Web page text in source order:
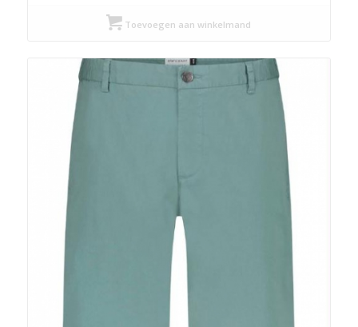
was:
is:
Toevoegen aan winkelmand